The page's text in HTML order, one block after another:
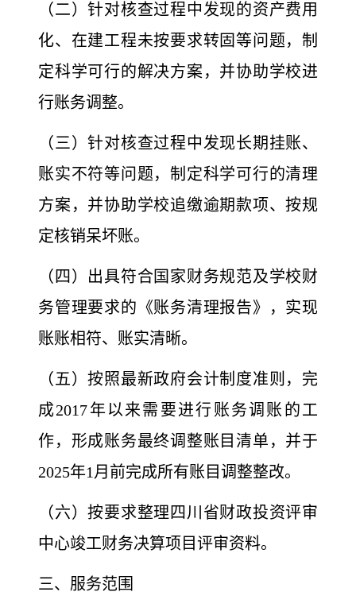
（二）针对核查过程中发现的资产费用
化、在建工程未按要求转固等问题，制
定科学可行的解决方案，并协助学校进
行账务调整。
（三）针对核查过程中发现长期挂账、
账实不符等问题，制定科学可行的清理
方案，并协助学校追缴逾期款项、按规
定核销呆坏账。
（四）出具符合国家财务规范及学校财
务管理要求的《账务清理报告》，实现
账账相符、账实清晰。
（五）按照最新政府会计制度准则，完
成2017年以来需要进行账务调账的工
作，形成账务最终调整账目清单，并于
2025年1月前完成所有账目调整整改。
（六）按要求整理四川省财政投资评审
中心竣工财务决算项目评审资料。
三、服务范围